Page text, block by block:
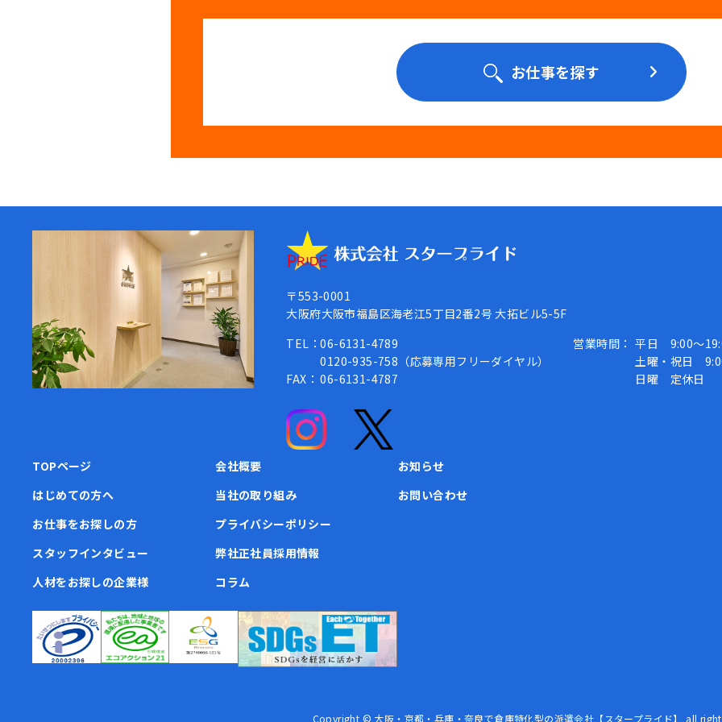
お仕事を探す
〒553-0001
大阪府大阪市福島区海老江5丁目2番2号大拓ビル5-5F
TEL：06-6131-4789
0120-935-758（応募専用フリーダイヤル）
FAX： 06-6131-4787
営業時間： 平日 9:00～
土曜・祝日
日曜 定休日
TOPページ
はじめての方へ
お仕事をお探しの方
スタッフインタビュー
人材をお探しの企業様
会社概要
当社の取り組み
プライバシーポリシー
弊社正社員採用情報
コラム
お知らせ
お問い合わせ
Copyright © 大阪・京都・兵庫・奈良で倉庫特化型の派遣会社【スタープライド】 all